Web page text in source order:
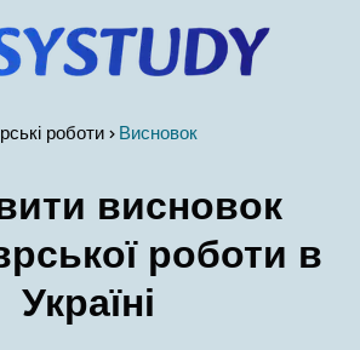
висновок
роботи в
Україні
роботи Висновок